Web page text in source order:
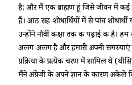
है; और मैं एक ब्राह्मण हूं जिसे जीवन में कई
हैं। आठ सह-शोधार्थियों में से पांच शोधार्थी
उन्होंने नौवीं कक्षा तक की पढ़ाई की है।
अलग-अलग है और हमारी अपनी
प्रक्रिया के प्रत्येक चरण में शामिल थे
मैंने अंग्रेजी के अपने ज्ञान के कारण अकेले